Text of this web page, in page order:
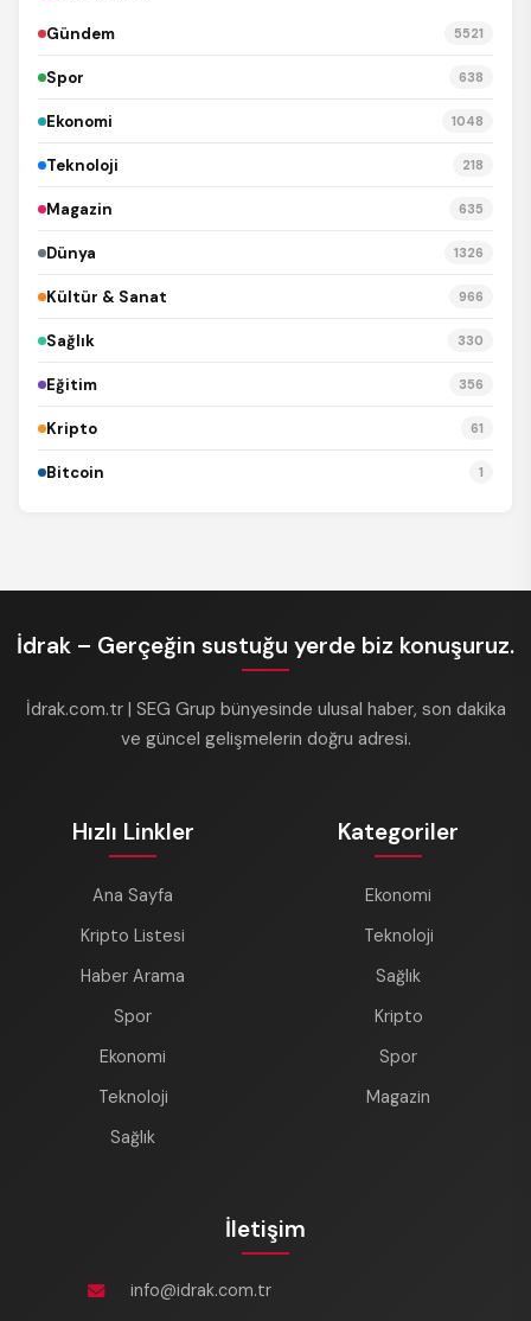
Gündem 5521
Spor 638
Ekonomi 1048
Teknoloji 218
Magazin 635
Dünya 1326
Kültür & Sanat 966
Sağlık 330
Eğitim 356
Kripto 61
Bitcoin 1
İdrak – Gerçeğin sustuğu yerde biz konuşuruz.
İdrak.com.tr | SEG Grup bünyesinde ulusal haber, son dakika
ve güncel gelişmelerin doğru adresi.
Hızlı Linkler
Ana Sayfa
Kripto Listesi
Haber Arama
Spor
Ekonomi
Teknoloji
Sağlık
Kategoriler
Ekonomi
Teknoloji
Sağlık
Kripto
Spor
Magazin
İletişim
info@idrak.com.tr